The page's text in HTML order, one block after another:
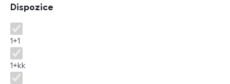
Dispozice
Dispozice
1+1
1+kk